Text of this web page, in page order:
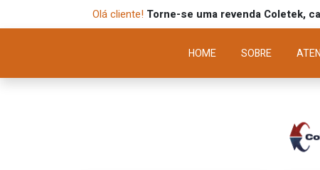
Olá cliente! Torne-se uma revenda Coletek,
HOME SOBRE